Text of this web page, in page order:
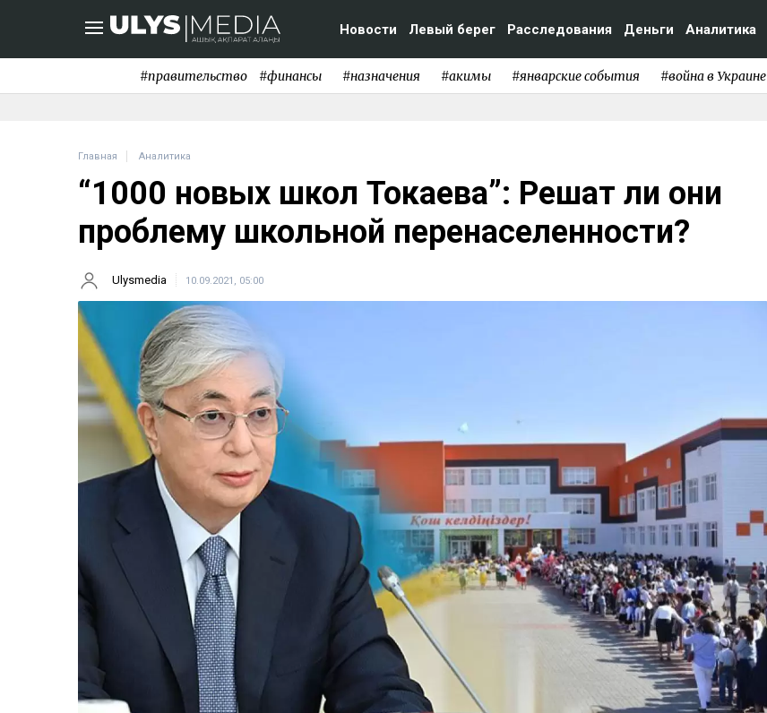
Новости Левый берег Расследования Деньги Аналитика
#правительство #финансы #назначения #акимы #январские события #война в Украине
Главная Аналитика
“1000 новых школ Токаева”: Решат ли они
проблему школьной перенаселенности?
Ulysmedia 10.09.2021, 05:00